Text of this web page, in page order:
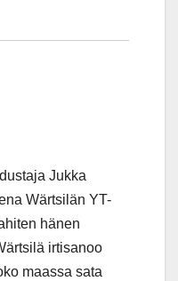
Jukka
Wärtsilän YT-
hänen
irtisanoo
maassa sata